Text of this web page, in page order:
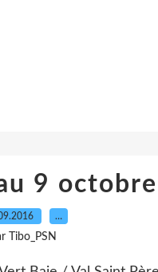
9
…
Tibo_PSN